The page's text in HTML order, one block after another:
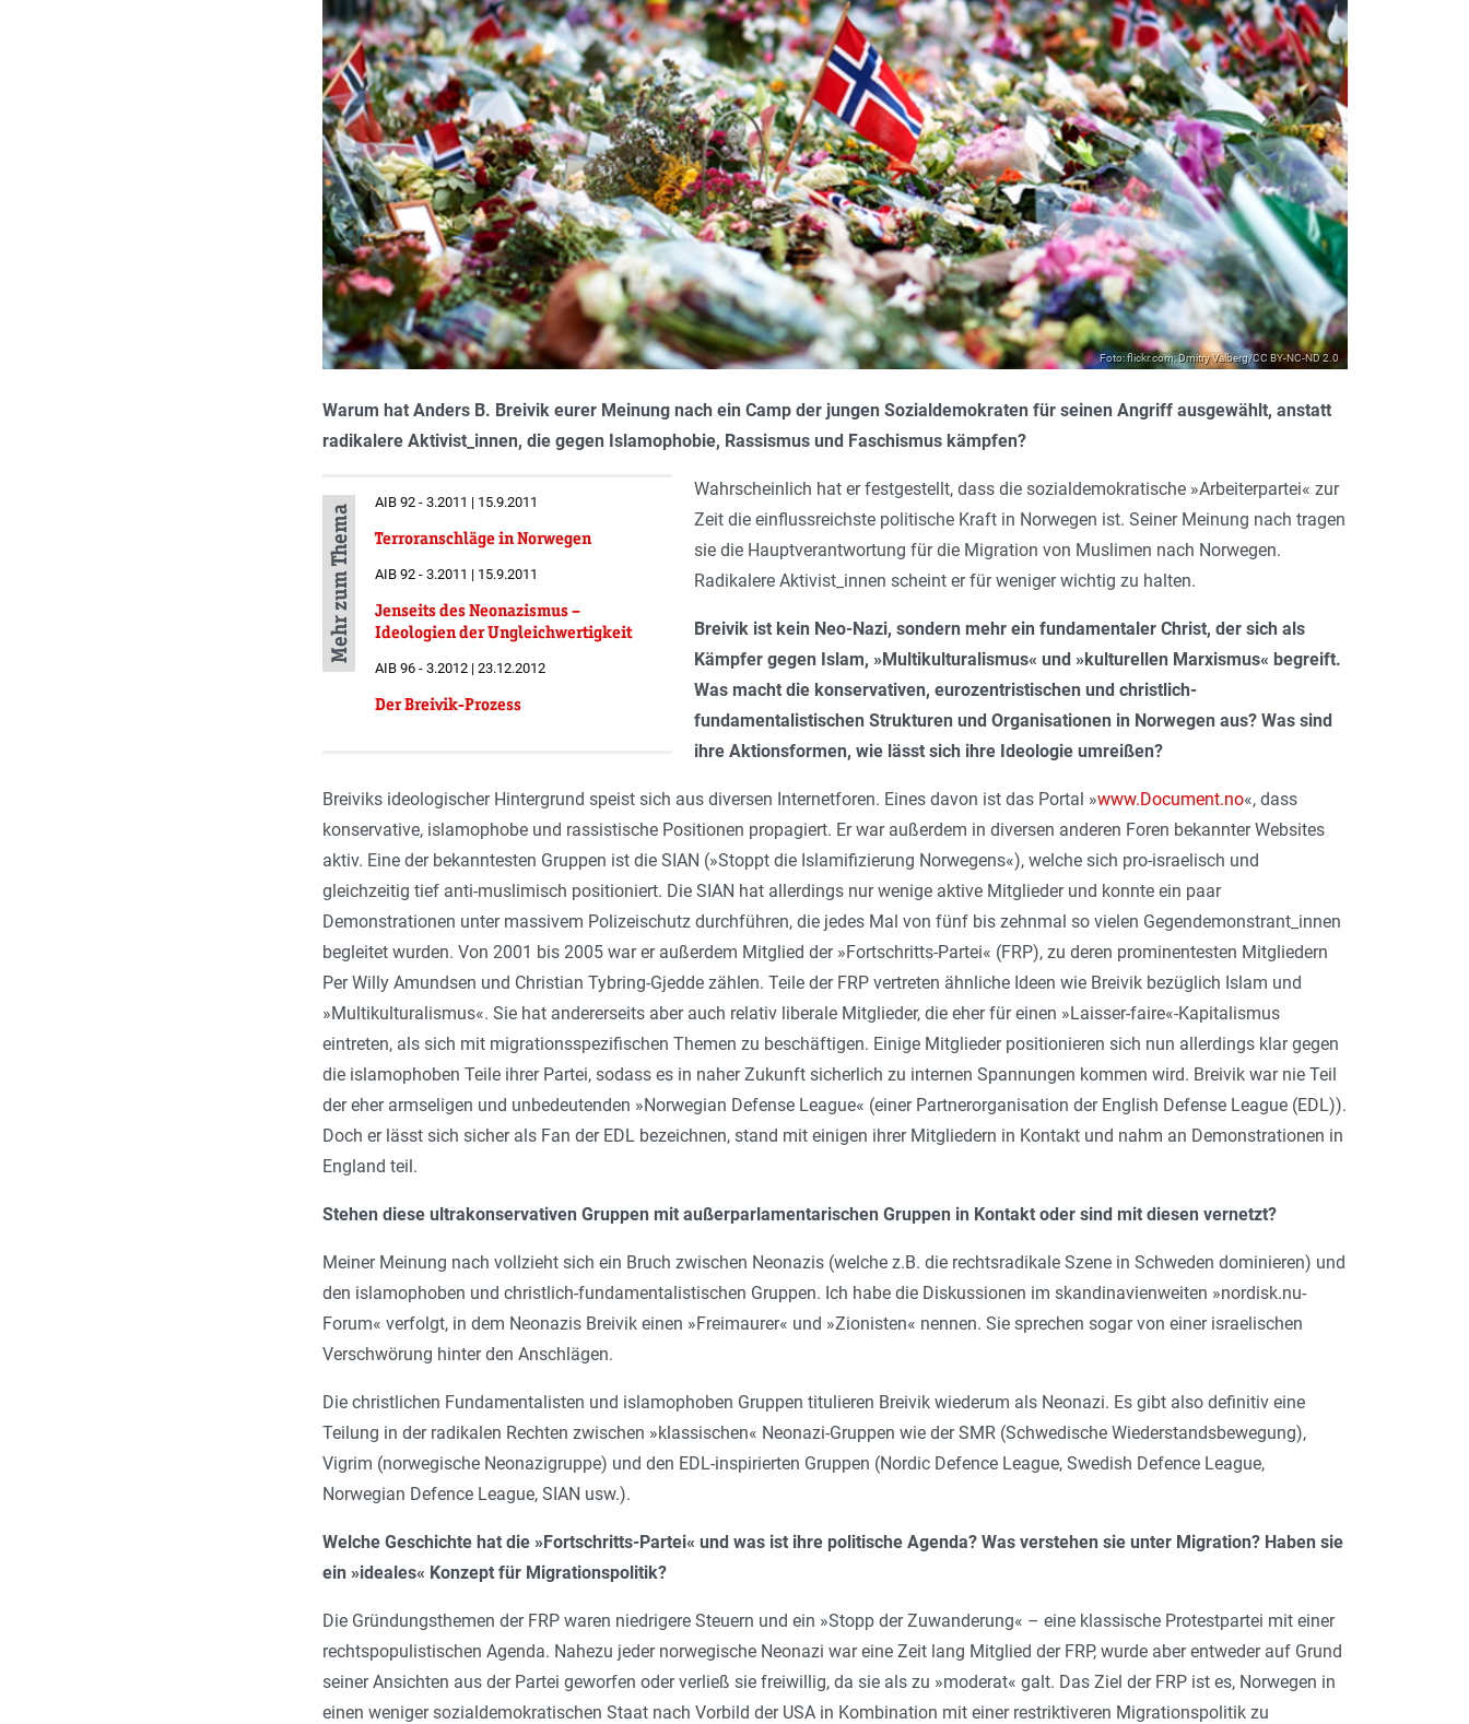
Foto: flickr.com; Dmitry Valberg/CC BY-NC-ND 2.0
Warum hat Anders B. Breivik eurer Meinung nach ein Camp der jungen Sozialdemokraten für seinen Angriff ausgewählt, anstatt
radikalere Aktivist_innen, die gegen Islamophobie, Rassismus und Faschismus kämpfen?
Mehr zum Thema
AIB 92 - 3.2011 | 15.9.2011
Terroranschläge in Norwegen
AIB 92 - 3.2011 | 15.9.2011
Jenseits des Neonazismus –
Ideologien der Ungleichwertigkeit
AIB 96 - 3.2012 | 23.12.2012
Der Breivik-Prozess
Wahrscheinlich hat er festgestellt, dass die sozialdemokratische »Arbeiterpartei« zur
Zeit die einflussreichste politische Kraft in Norwegen ist. Seiner Meinung nach tragen
sie die Hauptverantwortung für die Migration von Muslimen nach Norwegen.
Radikalere Aktivist_innen scheint er für weniger wichtig zu halten.
Breivik ist kein Neo-Nazi, sondern mehr ein fundamentaler Christ, der sich als
Kämpfer gegen Islam, »Multikulturalismus« und »kulturellen Marxismus« begreift.
Was macht die konservativen, eurozentristischen und christlich-
fundamentalistischen Strukturen und Organisationen in Norwegen aus? Was sind
ihre Aktionsformen, wie lässt sich ihre Ideologie umreißen?
Breiviks ideologischer Hintergrund speist sich aus diversen Internetforen. Eines davon ist das Portal »www.Document.no«, dass
konservative, islamophobe und rassistische Positionen propagiert. Er war außerdem in diversen anderen Foren bekannter Websites
aktiv. Eine der bekanntesten Gruppen ist die SIAN (»Stoppt die Islamifizierung Norwegens«), welche sich pro-israelisch und
gleichzeitig tief anti-muslimisch positioniert. Die SIAN hat allerdings nur wenige aktive Mitglieder und konnte ein paar
Demonstrationen unter massivem Polizeischutz durchführen, die jedes Mal von fünf bis zehnmal so vielen Gegendemonstrant_innen
begleitet wurden. Von 2001 bis 2005 war er außerdem Mitglied der »Fortschritts-Partei« (FRP), zu deren prominentesten Mitgliedern
Per Willy Amundsen und Christian Tybring-Gjedde zählen. Teile der FRP vertreten ähnliche Ideen wie Breivik bezüglich Islam und
»Multikulturalismus«. Sie hat andererseits aber auch relativ liberale Mitglieder, die eher für einen »Laisser-faire«-Kapitalismus
eintreten, als sich mit migrationsspezifischen Themen zu beschäftigen. Einige Mitglieder positionieren sich nun allerdings klar gegen
die islamophoben Teile ihrer Partei, sodass es in naher Zukunft sicherlich zu internen Spannungen kommen wird. Breivik war nie Teil
der eher armseligen und unbedeutenden »Norwegian Defense League« (einer Partnerorganisation der English Defense League (EDL)).
Doch er lässt sich sicher als Fan der EDL bezeichnen, stand mit einigen ihrer Mitgliedern in Kontakt und nahm an Demonstrationen in
England teil.
Stehen diese ultrakonservativen Gruppen mit außerparlamentarischen Gruppen in Kontakt oder sind mit diesen vernetzt?
Meiner Meinung nach vollzieht sich ein Bruch zwischen Neonazis (welche z.B. die rechtsradikale Szene in Schweden dominieren) und
den islamophoben und christlich-fundamentalistischen Gruppen. Ich habe die Diskussionen im skandinavienweiten »nordisk.nu-
Forum« verfolgt, in dem Neonazis Breivik einen »Freimaurer« und »Zionisten« nennen. Sie sprechen sogar von einer israelischen
Verschwörung hinter den Anschlägen.
Die christlichen Fundamentalisten und islamophoben Gruppen titulieren Breivik wiederum als Neonazi. Es gibt also definitiv eine
Teilung in der radikalen Rechten zwischen »klassischen« Neonazi-Gruppen wie der SMR (Schwedische Wiederstandsbewegung),
Vigrim (norwegische Neonazigruppe) und den EDL-inspirierten Gruppen (Nordic Defence League, Swedish Defence League,
Norwegian Defence League, SIAN usw.).
Welche Geschichte hat die »Fortschritts-Partei« und was ist ihre politische Agenda? Was verstehen sie unter Migration? Haben sie
ein »ideales« Konzept für Migrationspolitik?
Die Gründungsthemen der FRP waren niedrigere Steuern und ein »Stopp der Zuwanderung« – eine klassische Protestpartei mit einer
rechtspopulistischen Agenda. Nahezu jeder norwegische Neonazi war eine Zeit lang Mitglied der FRP, wurde aber entweder auf Grund
seiner Ansichten aus der Partei geworfen oder verließ sie freiwillig, da sie als zu »moderat« galt. Das Ziel der FRP ist es, Norwegen in
einen weniger sozialdemokratischen Staat nach Vorbild der USA in Kombination mit einer restriktiveren Migrationspolitik zu